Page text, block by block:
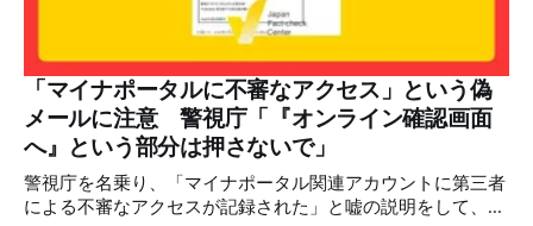
ポストされ、表示は20万件を超える。 投稿には「私の日本
語力が衰えていたら申し訳ないですが、動画に『韓国』と書
いてあるように見えます」などの英語の指摘もあるが、「日
本が犯した残虐行為を謝罪するのは悪いことだと思わない」
「共産主義者に恥じて頭を下げるべき人はいない」など、拡
散した投稿を真に受けた反応も多いため検証する。 検証過
程 動
「マイナポータルに不審なアクセス」という偽
メールに注意 警視庁「『オンライン確認画面
へ』という部分は押さないで」
警視庁を名乗り、「マイナポータル関連アカウントに第三者
による不審なアクセスが記録された」と嘘の説明をして、リ